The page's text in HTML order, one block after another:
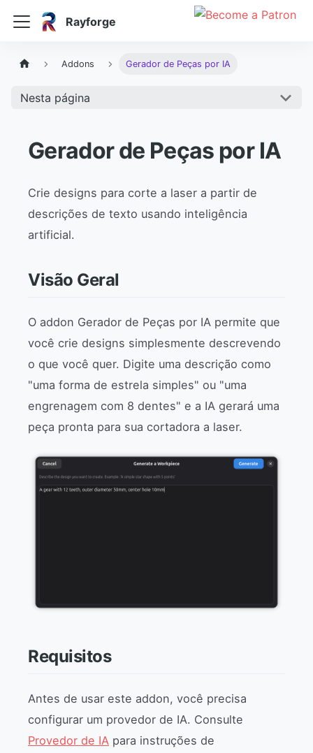
Rayforge
Addons Gerador de Peças por IA
Nesta página
Gerador de Peças por IA
Crie designs para corte a laser a partir de
descrições de texto usando inteligência
artificial.
Visão Geral
O addon Gerador de Peças por IA permite que
você crie designs simplesmente descrevendo
o que você quer. Digite uma descrição como
"uma forma de estrela simples" ou "uma
engrenagem com 8 dentes" e a IA gerará uma
peça pronta para sua cortadora a laser.
Requisitos
Antes de usar este addon, você precisa
configurar um provedor de IA. Consulte
Provedor de IA para instruções de